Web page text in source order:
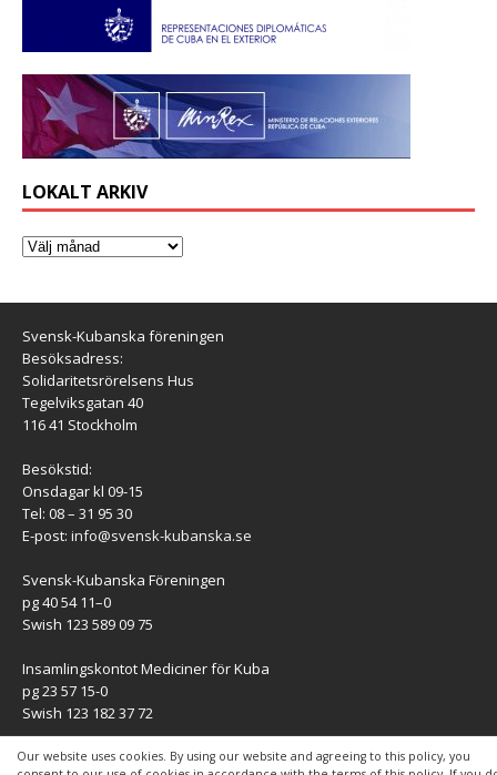
Our website uses cookies. By using our website and agreeing to this policy, you
LOKALT ARKIV
Svensk-Kubanska föreningen
Besöksadress:
Solidaritetsrörelsens Hus
Tegelviksgatan 40
116 41 Stockholm
Besökstid:
Onsdagar kl 09-15
Tel: 08 – 31 95 30
E-post: info@svensk-kubanska.se
Svensk-Kubanska Föreningen
pg 40 54 11–0
Swish 123 589 09 75
Insamlingskontot Mediciner för Kuba
pg 23 57 15-0
Swish 123 182 37 72
KONTAKT